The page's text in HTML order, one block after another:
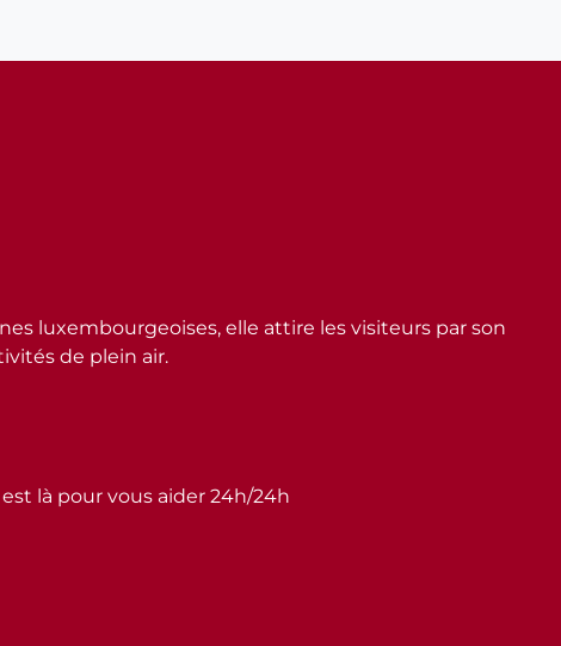
là pour vous aider 24h/24h
luxembourgeoises, elle attire les visiteurs par son
de plein air.